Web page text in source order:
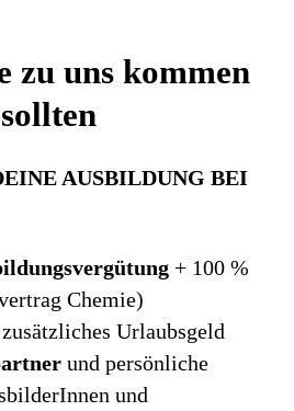
zu uns kommen
sollten
AUSBILDUNG BEI
+ 100 %
Chemie)
Urlaubsgeld
und persönliche
und